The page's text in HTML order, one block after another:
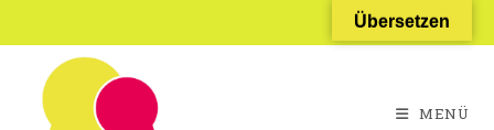
Inhalt
springen
MENÜ
Übersetzen